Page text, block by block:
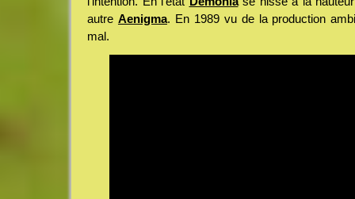
autre Aenigma. En 1989 vu de la production
mal.